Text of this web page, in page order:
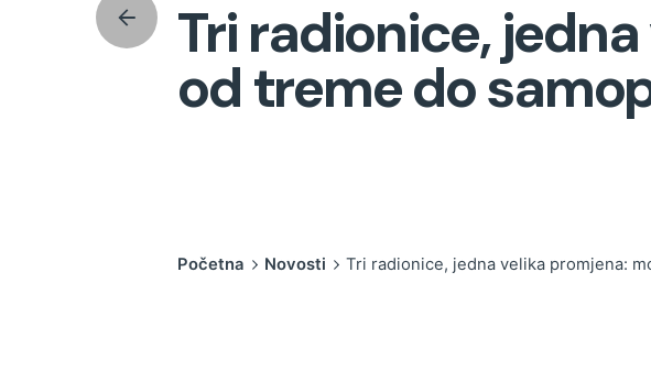
Tri radionice,
od treme do
Početna Novosti Tri radionice, jedna velika promjena: